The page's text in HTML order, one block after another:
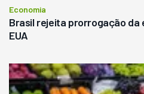
Economia
Brasil rejeita prorrogação da
EUA